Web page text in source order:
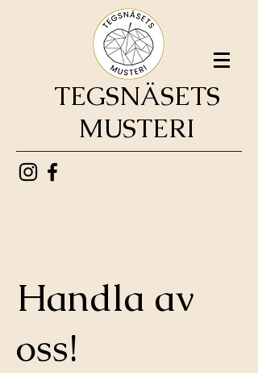
TEGSNÄSETS
MUSTERI
Handla av
oss!